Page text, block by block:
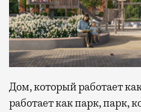
Дом, который работает
работает как парк, парк,